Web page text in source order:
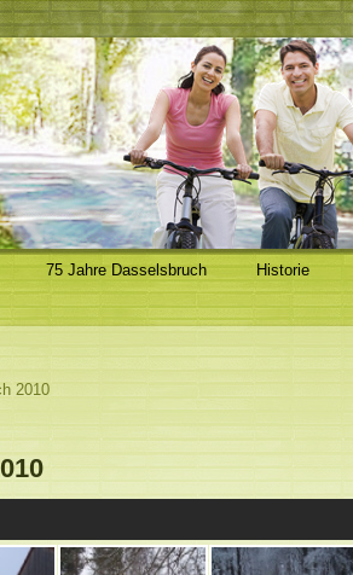
75 Jahre Dasselsbruch Historie
2010